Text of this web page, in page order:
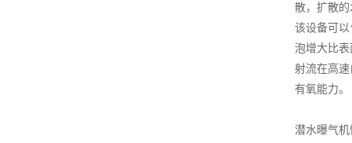
散，扩散
该设备可
泡增大比
射流在高
有氧能力。
潜水曝气